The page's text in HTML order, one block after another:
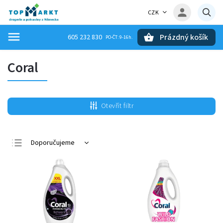
CZK
605 232 830 Prázdný košík
Coral
Otevřít filtr
Doporučujeme
Nejlevnější
Nejdražší
Nejprodávanější
Abecedně